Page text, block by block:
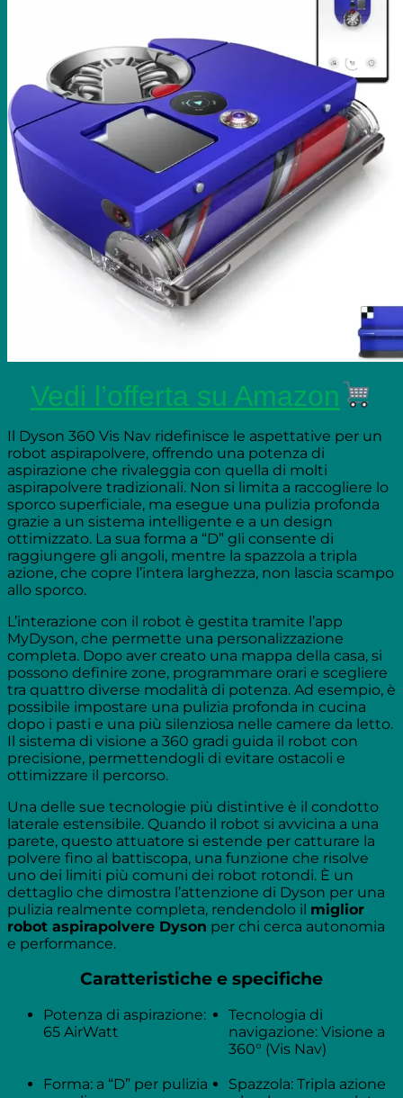
Vedi l’offerta su Amazon
Il Dyson 360 Vis Nav ridefinisce le aspettative per un
robot aspirapolvere, offrendo una potenza di
aspirazione che rivaleggia con quella di molti
aspirapolvere tradizionali. Non si limita a raccogliere lo
sporco superficiale, ma esegue una pulizia profonda
grazie a un sistema intelligente e a un design
ottimizzato. La sua forma a “D” gli consente di
raggiungere gli angoli, mentre la spazzola a tripla
azione, che copre l’intera larghezza, non lascia scampo
allo sporco.
L’interazione con il robot è gestita tramite l’app
MyDyson, che permette una personalizzazione
completa. Dopo aver creato una mappa della casa, si
possono definire zone, programmare orari e scegliere
tra quattro diverse modalità di potenza. Ad esempio, è
possibile impostare una pulizia profonda in cucina
dopo i pasti e una più silenziosa nelle camere da letto.
Il sistema di visione a 360 gradi guida il robot con
precisione, permettendogli di evitare ostacoli e
ottimizzare il percorso.
Una delle sue tecnologie più distintive è il condotto
laterale estensibile. Quando il robot si avvicina a una
parete, questo attuatore si estende per catturare la
polvere fino al battiscopa, una funzione che risolve
uno dei limiti più comuni dei robot rotondi. È un
dettaglio che dimostra l’attenzione di Dyson per una
pulizia realmente completa, rendendolo il miglior
robot aspirapolvere Dyson per chi cerca autonomia
e performance.
Caratteristiche e specifiche
Potenza di aspirazione:
65 AirWatt
Tecnologia di
navigazione: Visione a
360° (Vis Nav)
Forma: a “D” per pulizia
Spazzola: Tripla azione